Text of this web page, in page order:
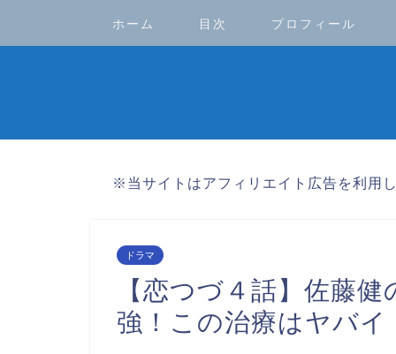
ホーム 目次 プロフィール
※当サイトはアフィリエイト広告を利用
ドラマ
【恋つづ４話】佐藤
強！この治療はヤバイ